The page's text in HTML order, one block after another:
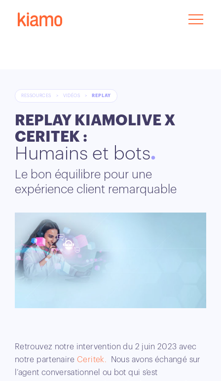
RESSOURCES > VIDÉOS > REPLAY
REPLAY KIAMOLIVE X
CERITEK :
Humains et bots
Le bon équilibre pour une
expérience client remarquable
Retrouvez notre intervention du 2 juin 2023 avec
notre partenaire Ceritek.
Nous avons échangé sur
l’agent conversationnel ou bot qui s’est